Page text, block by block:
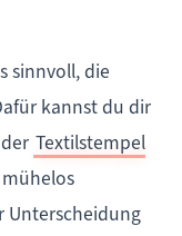
sinnvoll, die
kannst du dir
Textilstempel
Unterscheidung